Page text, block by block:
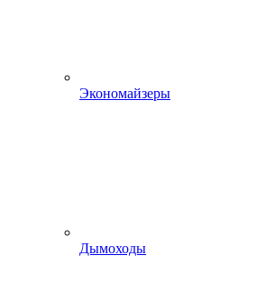
Экономайзеры
Дымоходы